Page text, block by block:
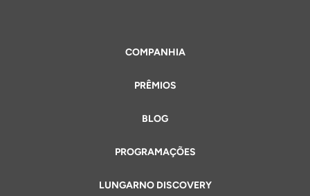
COMPANHIA
PRÊMIOS
BLOG
PROGRAMAÇÕES
LUNGARNO DISCOVERY